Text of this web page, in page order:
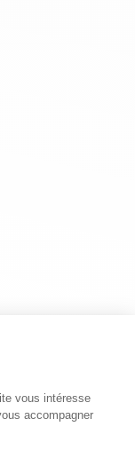
vous intéresse
accompagner